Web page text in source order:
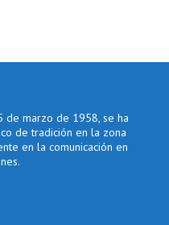
de marzo de 1958, se ha
de tradición en la zona
en la comunicación en